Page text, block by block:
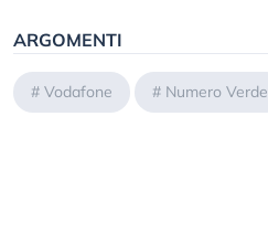
ARGOMENTI
# Vodafone # Numero Verde